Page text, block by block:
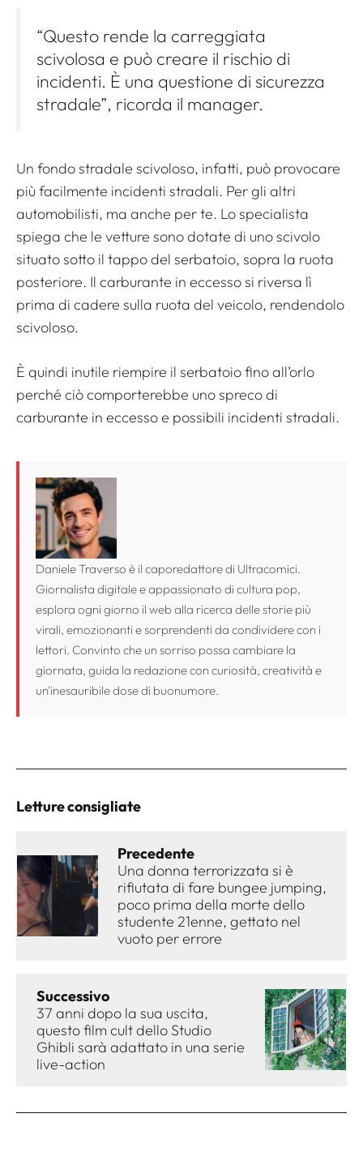
“Questo rende la carreggiata
scivolosa e può creare il rischio di
incidenti. È una questione di sicurezza
stradale”, ricorda il manager.
Un fondo stradale scivoloso, infatti, può provocare
più facilmente incidenti stradali. Per gli altri
automobilisti, ma anche per te. Lo specialista
spiega che le vetture sono dotate di uno scivolo
situato sotto il tappo del serbatoio, sopra la ruota
posteriore. Il carburante in eccesso si riversa lì
prima di cadere sulla ruota del veicolo, rendendolo
scivoloso.
È quindi inutile riempire il serbatoio fino all’orlo
perché ciò comporterebbe uno spreco di
carburante in eccesso e possibili incidenti stradali.
Daniele Traverso è il caporedattore di Ultracomici.
Giornalista digitale e appassionato di cultura pop,
esplora ogni giorno il web alla ricerca delle storie più
virali, emozionanti e sorprendenti da condividere con i
lettori. Convinto che un sorriso possa cambiare la
giornata, guida la redazione con curiosità, creatività e
un'inesauribile dose di buonumore.
Letture consigliate
Precedente
Una donna terrorizzata si è
rifiutata di fare bungee jumping,
poco prima della morte dello
studente 21enne, gettato nel
vuoto per errore
Successivo
37 anni dopo la sua uscita,
questo film cult dello Studio
Ghibli sarà adattato in una serie
live-action